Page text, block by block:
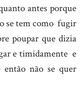
antes porque
se tem como fugir
poupar que dizia
e timidamente e
então não se quer